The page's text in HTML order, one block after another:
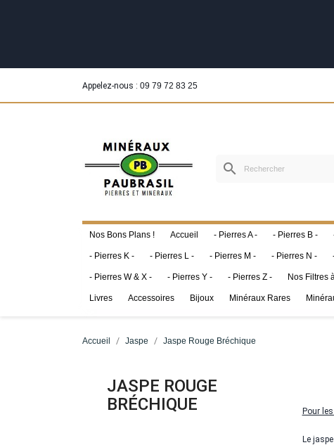
Appelez-nous : 09 79 72 83 25
search
Nos Bons Plans ! Accueil - Pierres A - - Pierres B -
- Pierres K - - Pierres L - - Pierres M - - Pierres N -
- Pierres W & X - - Pierres Y - - Pierres Z - Nos Filtres
Livres Accessoires Bijoux Minéraux Rares
Accueil Jaspe Jaspe Rouge Bréchique
JASPE ROUGE
BRÉCHIQUE
Pour
Le